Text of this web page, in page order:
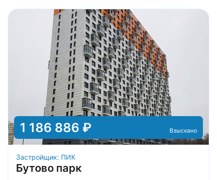
1 186 886 ₽ Взыскано
Застройщик: ПИК
Бутово парк